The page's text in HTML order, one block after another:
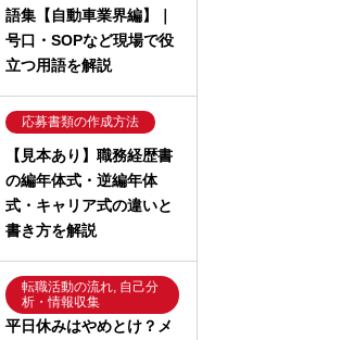
語集【自動車業界編】｜
号口・SOPなど現場で役
立つ用語を解説
応募書類の作成方法
【見本あり】職務経歴書
の編年体式・逆編年体
式・キャリア式の違いと
書き方を解説
転職活動の流れ, 自己分
析・情報収集
平日休みはやめとけ？メ